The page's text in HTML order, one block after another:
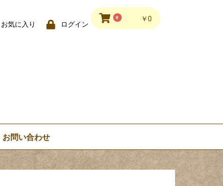
お気に入り ログイン
0 ￥0
お問い合わせ